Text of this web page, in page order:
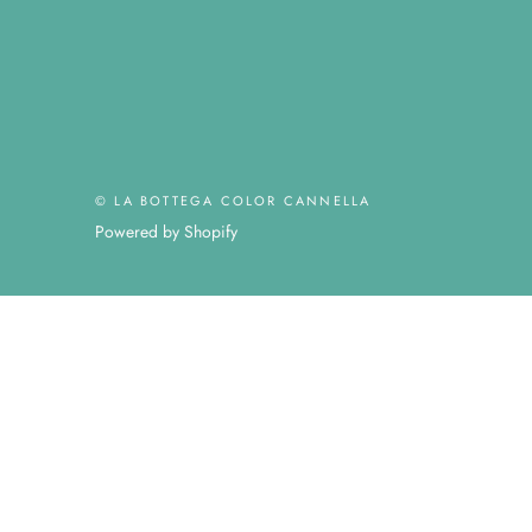
© LA BOTTEGA COLOR CANNELLA
Powered by Shopify